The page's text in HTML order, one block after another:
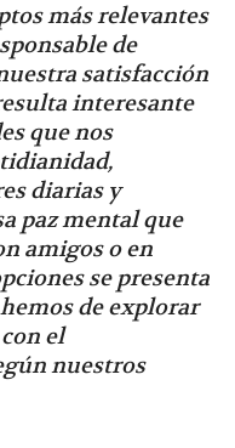
más relevantes
de
satisfacción
interesante
que nos
diarias y
paz mental que
amigos o en
se presenta
de explorar
el
nuestros